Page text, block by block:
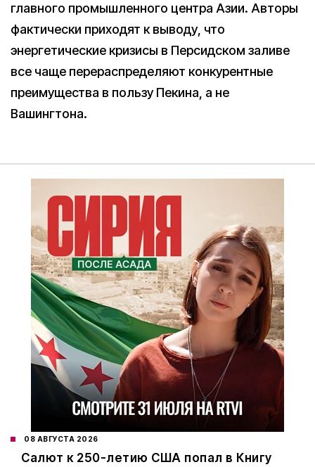
главного промышленного центра Азии. Авторы
фактически приходят к выводу, что
энергетические кризисы в Персидском заливе
все чаще перераспределяют конкурентные
преимущества в пользу Пекина, а не
Вашингтона.
08 АВГУСТА 2026
Салют к 250-летию США попал в Книгу